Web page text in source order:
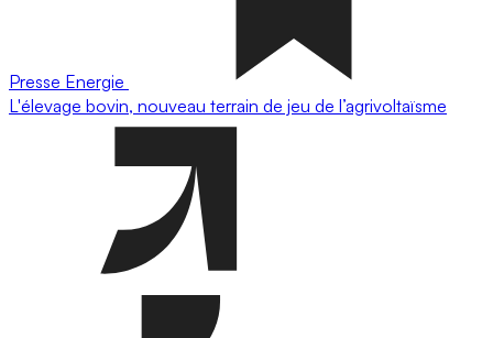
Presse Energie
L'élevage bovin, nouveau terrain de jeu de l’agrivoltaïsme